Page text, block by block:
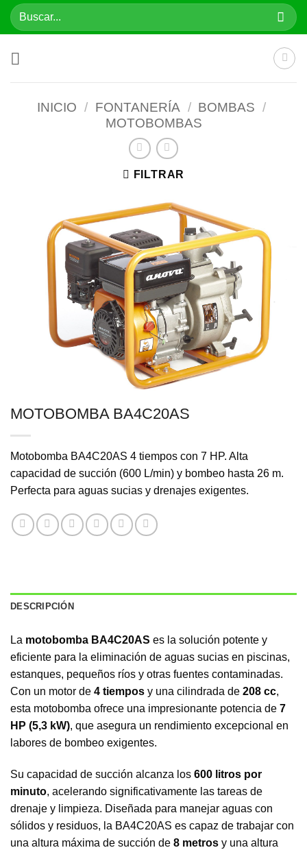
SaltarBuscar
por:
INICIO / FONTANERÍA / BOMBAS /
MOTOBOMBAS
FILTRAR
MOTOBOMBA BA4C20AS
Motobomba BA4C20AS 4 tiempos con 7 HP. Alta
capacidad de succión (600 L/min) y bombeo hasta 26 m.
Perfecta para aguas sucias y drenajes exigentes.
DESCRIPCIÓN
La motobomba BA4C20AS es la solución potente y
eficiente para la eliminación de aguas sucias en piscinas,
estanques, pequeños ríos y otras fuentes contaminadas.
Con un motor de 4 tiempos y una cilindrada de 208 cc,
esta motobomba ofrece una impresionante potencia de 7
HP (5,3 kW), que asegura un rendimiento excepcional en
labores de bombeo exigentes.
Su capacidad de succión alcanza los 600 litros por
minuto, acelerando significativamente las tareas de
drenaje y limpieza. Diseñada para manejar aguas con
sólidos y residuos, la BA4C20AS es capaz de trabajar con
una altura máxima de succión de 8 metros y una altura